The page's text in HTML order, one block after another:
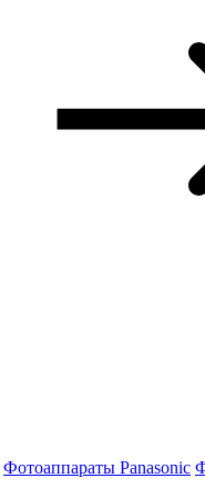
Фотоаппараты Panasonic